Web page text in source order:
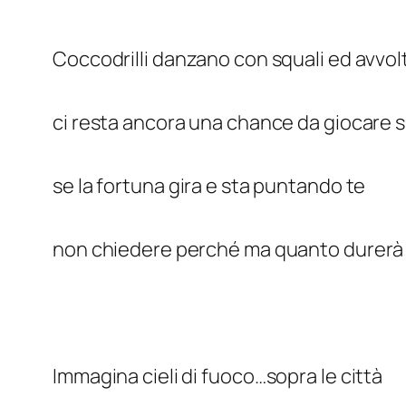
Coccodrilli danzano con squali ed
ci resta ancora una chance da giocare
se la fortuna gira e sta puntando te
non chiedere perché ma quanto durerà
Immagina cieli di fuoco…sopra le città